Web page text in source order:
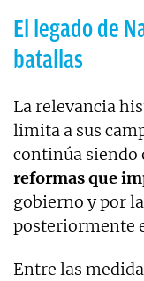
El legado de
batallas
La relevancia
limita a sus
continúa siendo
reformas que
gobierno y por
posteriormente
Entre las